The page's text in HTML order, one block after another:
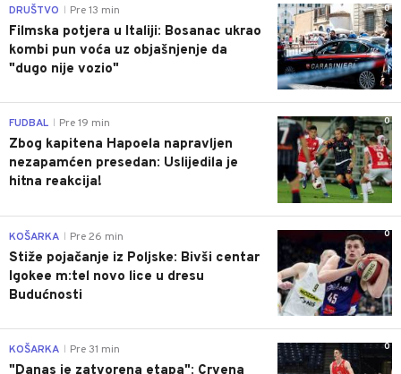
0
DRUŠTVO Pre 13 min
Filmska potjera u Italiji: Bosanac ukrao
kombi pun voća uz objašnjenje da
"dugo nije vozio"
0
FUDBAL Pre 19 min
Zbog kapitena Hapoela napravljen
nezapamćen presedan: Uslijedila je
hitna reakcija!
0
KOŠARKA Pre 26 min
Stiže pojačanje iz Poljske: Bivši centar
Igokee m:tel novo lice u dresu
Budućnosti
0
KOŠARKA Pre 31 min